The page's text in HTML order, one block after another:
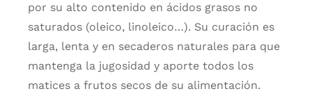
por su alto contenido en ácidos grasos no
saturados (oleico, linoleico…). Su curación es
larga, lenta y en secaderos naturales para que
mantenga la jugosidad y aporte todos los
matices a frutos secos de su alimentación.